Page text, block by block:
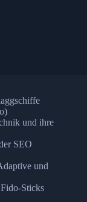
und ihre
SEO
und
Sticks